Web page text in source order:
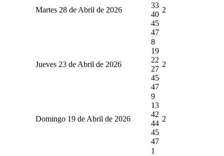
Martes 28 de Abril de 2026
33
40
45
47
2
Jueves 23 de Abril de 2026
8
19
22
27
45
47
2
Domingo 19 de Abril de 2026
9
13
42
44
45
47
2
1